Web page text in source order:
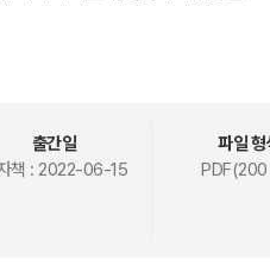
출간일
책 : 2022-06-15
파일 형
PDF(200